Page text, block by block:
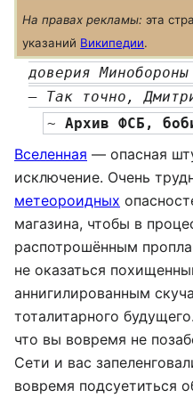
На правах рекламы: эта
указаний Википедии.
доверия
— Так точно,
~ Архив ФСБ,
Вселенная — опасная
исключение. Очень
метеороидных
магазина, чтобы в
распотрошённым
не оказаться
аннигилированным
тоталитарного
что вы вовремя не
Сети и вас
вовремя подсуетиться